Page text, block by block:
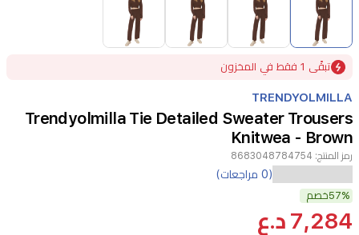
4
تبقًى 1 فقط في المخزون
TRENDYOLMILLA
Trendyolmilla Tie Detailed Sweater Trousers
Knitwea - Brown
رمز المنتج: 8683048784754
(0 مراجعات)
57%خصم
7,284 د.ع